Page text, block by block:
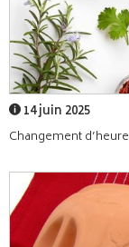
14 juin 2025
Changement